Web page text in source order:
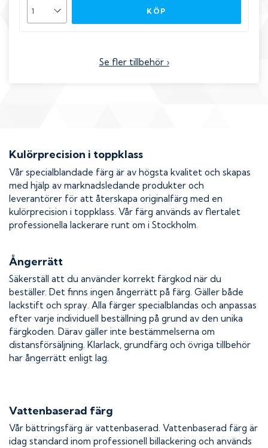
KÖP
Se fler tillbehör ›
Kulörprecision i toppklass
Vår specialblandade färg är av högsta kvalitet och skapas
med hjälp av marknadsledande produkter och
leverantörer för att återskapa originalfärg med en
kulörprecision i toppklass. Vår färg används av flertalet
professionella lackerare runt om i Stockholm.
Ångerrätt
Säkerställ att du använder korrekt färgkod när du
beställer. Det finns ingen ångerrätt på färg. Gäller både
lackstift och spray. Alla färger specialblandas och anpassas
efter varje individuell beställning på grund av den unika
färgkoden. Därav gäller inte bestämmelserna om
distansförsäljning. Klarlack, grundfärg och övriga tillbehör
har ångerrätt enligt lag.
Vattenbaserad färg
Vår bättringsfärg är vattenbaserad. Vattenbaserad färg är
idag standard inom professionell billackering och används